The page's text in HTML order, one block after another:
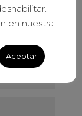
en nuestra
Aceptar